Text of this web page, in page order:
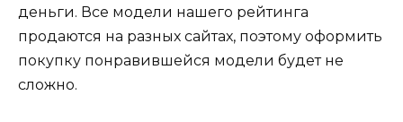
деньги. Все модели нашего рейтинга
продаются на разных сайтах, поэтому оформить
покупку понравившейся модели будет не
сложно.